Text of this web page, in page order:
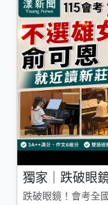
獨家｜跌破眼
跌破眼鏡！會考全